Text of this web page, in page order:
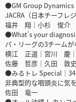
●GM Group Dynamics
JACRA（日本チーフレ
福井 翔｜小杉 俊介
●What’s your
パ・リーグの3チームが
横江 正道｜宮川 慶
佐藤 哲彦｜久田 敦
●みるトレ Special｜34
非典型的な咽頭炎に気
佐田 竜一